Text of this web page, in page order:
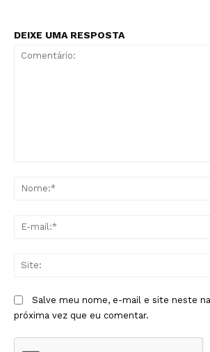
DEIXE UMA RESPOSTA
Salve meu nome, e-mail e site neste
próxima vez que eu comentar.